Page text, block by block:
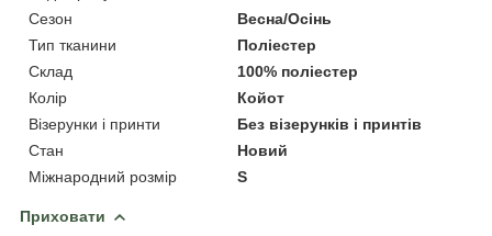
Сезон
Весна/Осінь
Тип тканини
Поліестер
Склад
100% поліестер
Колір
Койот
Візерунки і принти
Без візерунків і принтів
Стан
Новий
Міжнародний розмір
S
Приховати